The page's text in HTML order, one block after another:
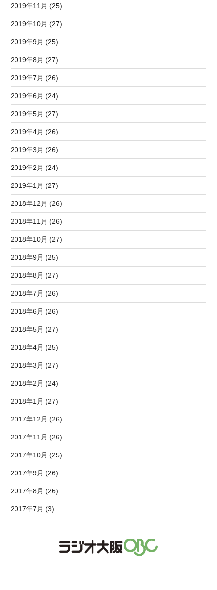
2019年11月 (25)
2019年10月 (27)
2019年9月 (25)
2019年8月 (27)
2019年7月 (26)
2019年6月 (24)
2019年5月 (27)
2019年4月 (26)
2019年3月 (26)
2019年2月 (24)
2019年1月 (27)
2018年12月 (26)
2018年11月 (26)
2018年10月 (27)
2018年9月 (25)
2018年8月 (27)
2018年7月 (26)
2018年6月 (26)
2018年5月 (27)
2018年4月 (25)
2018年3月 (27)
2018年2月 (24)
2018年1月 (27)
2017年12月 (26)
2017年11月 (26)
2017年10月 (25)
2017年9月 (26)
2017年8月 (26)
2017年7月 (3)